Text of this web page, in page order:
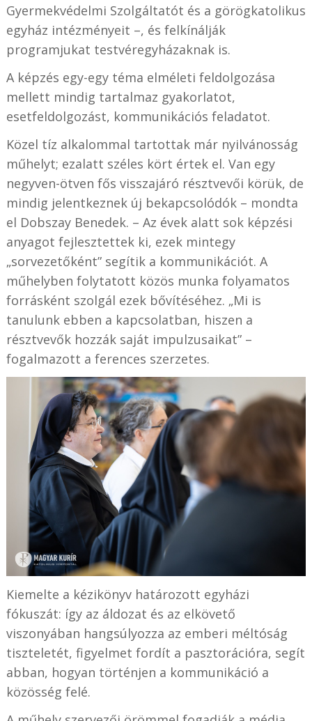
Gyermekvédelmi Szolgáltatót és a görögkatolikus
egyház intézményeit –, és felkínálják
programjukat testvéregyházaknak is.
A képzés egy-egy téma elméleti feldolgozása
mellett mindig tartalmaz gyakorlatot,
esetfeldolgozást, kommunikációs feladatot.
Közel tíz alkalommal tartottak már nyilvánosság
műhelyt; ezalatt széles kört értek el. Van egy
negyven-ötven fős visszajáró résztvevői körük, de
mindig jelentkeznek új bekapcsolódók – mondta
el Dobszay Benedek. – Az évek alatt sok képzési
anyagot fejlesztettek ki, ezek mintegy
„sorvezetőként” segítik a kommunikációt. A
műhelyben folytatott közös munka folyamatos
forrásként szolgál ezek bővítéséhez. „Mi is
tanulunk ebben a kapcsolatban, hiszen a
résztvevők hozzák saját impulzusaikat” –
fogalmazott a ferences szerzetes.
Kiemelte a kézikönyv határozott egyházi
fókuszát: így az áldozat és az elkövető
viszonyában hangsúlyozza az emberi méltóság
tiszteletét, figyelmet fordít a pasztorációra, segít
abban, hogyan történjen a kommunikáció a
közösség felé.